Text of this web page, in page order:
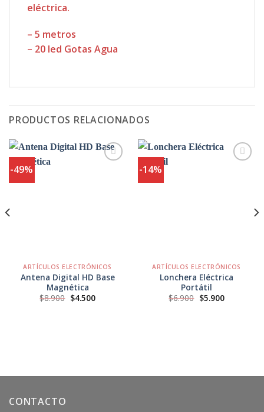
eléctrica.
– 5 metros
– 20 led Gotas Agua
PRODUCTOS RELACIONADOS
-49%
ARTÍCULOS ELECTRÓNICOS
Antena Digital HD Base
Magnética
$8.900 El
precio
$4.500El
-14%
ARTÍCULOS ELECTRÓNICOS
Lonchera Eléctrica
Portátil
$6.900 El
precio
$5.900El
CONTACTO